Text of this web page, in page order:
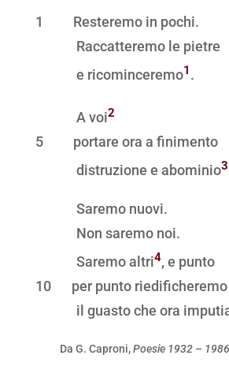
1
Resteremo in pochi.
Raccatteremo le pietre
e ricominceremo1 .
A voi2
5
portare ora a finimento
distruzione e abominio3
Saremo nuovi.
Non saremo noi.
Saremo altri4, e punto
10
per punto riedificheremo
il guasto che ora
Da G. Caproni,Poesie 1932 – 1986